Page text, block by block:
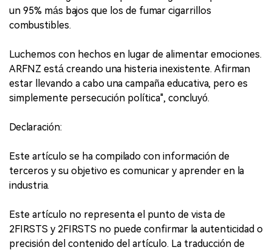
un 95% más bajos que los de fumar cigarrillos
combustibles.
Luchemos con hechos en lugar de alimentar emociones.
ARFNZ está creando una histeria inexistente. Afirman
estar llevando a cabo una campaña educativa, pero es
simplemente persecución política", concluyó.
Declaración:
Este artículo se ha compilado con información de
terceros y su objetivo es comunicar y aprender en la
industria.
Este artículo no representa el punto de vista de
2FIRSTS y 2FIRSTS no puede confirmar la autenticidad o
precisión del contenido del artículo. La traducción de